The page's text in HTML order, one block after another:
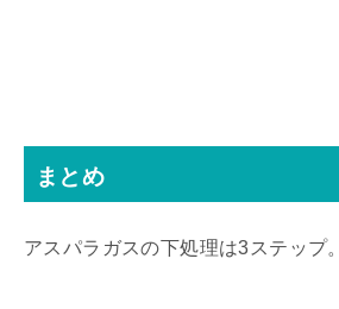
まとめ
アスパラガスの下処理は3ステップ。